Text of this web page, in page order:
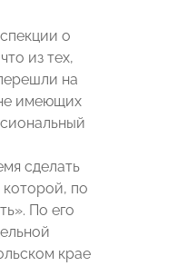
о
из тех,
на
имеющих
сделать
по
По его
крае